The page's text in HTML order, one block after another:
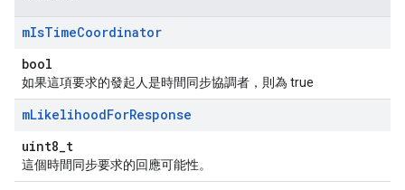
mIsTimeCoordinator
bool
如果這項要求的發起人是時間同步協調者，則為 true
mLikelihoodForResponse
uint8_t
這個時間同步要求的回應可能性。